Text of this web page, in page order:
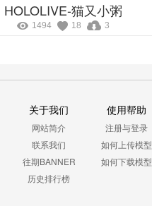
HOLOLIVE-猫又小粥
1494 18 3
关于我们
网站简介
联系我们
往期BANNER
历史排行榜
使用帮助
注册与登录
如何上传模型
如何下载模型